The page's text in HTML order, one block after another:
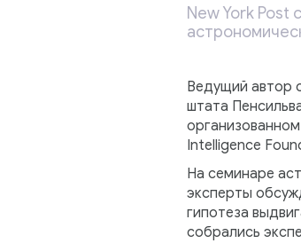
New York Post
Ведущий автор
штата
Intelligence
На семинаре
эксперты
гипотеза
собрались